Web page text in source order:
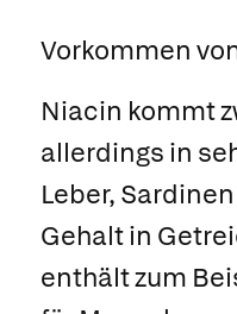
Vorkommen
Niacin kommt
allerdings in
Leber,
Gehalt in
enthält zum